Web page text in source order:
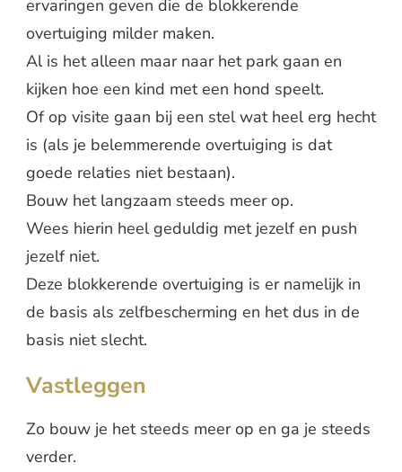
ervaringen geven die de blokkerende
overtuiging milder maken.
Al is het alleen maar naar het park gaan en
kijken hoe een kind met een hond speelt.
Of op visite gaan bij een stel wat heel erg hecht
is (als je belemmerende overtuiging is dat
goede relaties niet bestaan).
Bouw het langzaam steeds meer op.
Wees hierin heel geduldig met jezelf en push
jezelf niet.
Deze blokkerende overtuiging is er namelijk in
de basis als zelfbescherming en het dus in de
basis niet slecht.
Vastleggen
Zo bouw je het steeds meer op en ga je steeds
verder.